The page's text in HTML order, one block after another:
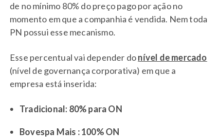
de no mínimo 80% do preço pago por ação no
momento em que a companhia é vendida. Nem toda
PN possui esse mecanismo.
Esse percentual vai depender donível de mercado
(nível de governança corporativa) em que a
empresa está inserida:
Tradicional: 80% para ON
Bovespa Mais : 100% ON